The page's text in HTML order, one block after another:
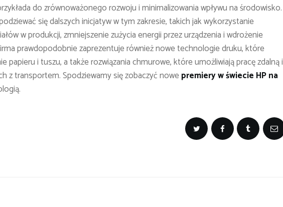
do zrównoważonego rozwoju i minimalizowania wpływu na środowisko.
się dalszych inicjatyw w tym zakresie, takich jak wykorzystanie
w produkcji, zmniejszenie zużycia energii przez urządzenia i wdrożenie
prawdopodobnie zaprezentuje również nowe technologie druku, które
papieru i tuszu, a także rozwiązania chmurowe, które umożliwiają pracę zdalną i
z transportem. Spodziewamy się zobaczyć nowepremiery w świecie HP na